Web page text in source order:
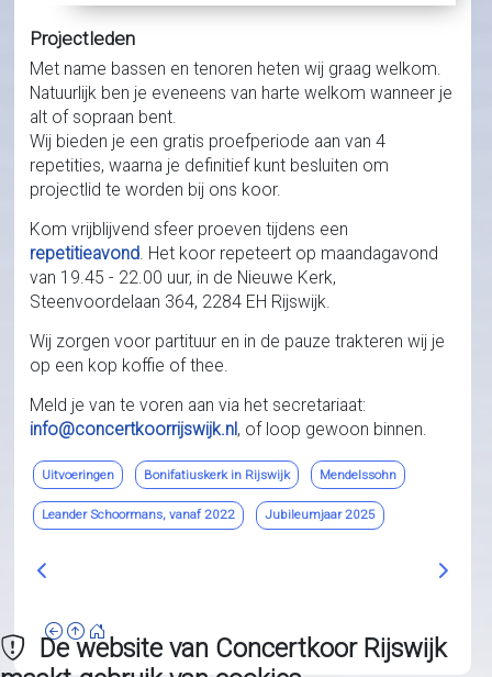
Projectleden
Met name bassen en tenoren heten wij graag welkom.
Natuurlijk ben je eveneens van harte welkom wanneer je
alt of sopraan bent.
Wij bieden je een gratis proefperiode aan van 4
repetities, waarna je definitief kunt besluiten om
projectlid te worden bij ons koor.
Kom vrijblijvend sfeer proeven tijdens een
repetitieavond. Het koor repeteert op maandagavond
van 19.45 - 22.00 uur, in de Nieuwe Kerk,
Steenvoordelaan 364, 2284 EH Rijswijk.
Wij zorgen voor partituur en in de pauze trakteren wij je
op een kop koffie of thee.
Meld je van te voren aan via het secretariaat:
info@concertkoorrijswijk.nl, of loop gewoon binnen.
Uitvoeringen Bonifatiuskerk in Rijswijk Mendelssohn
Leander Schoormans, vanaf 2022 Jubileumjaar 2025
Vorig artikel: 2025 - Wie was Elia die Mendelssohn
De website van Concertkoor Rijswijk